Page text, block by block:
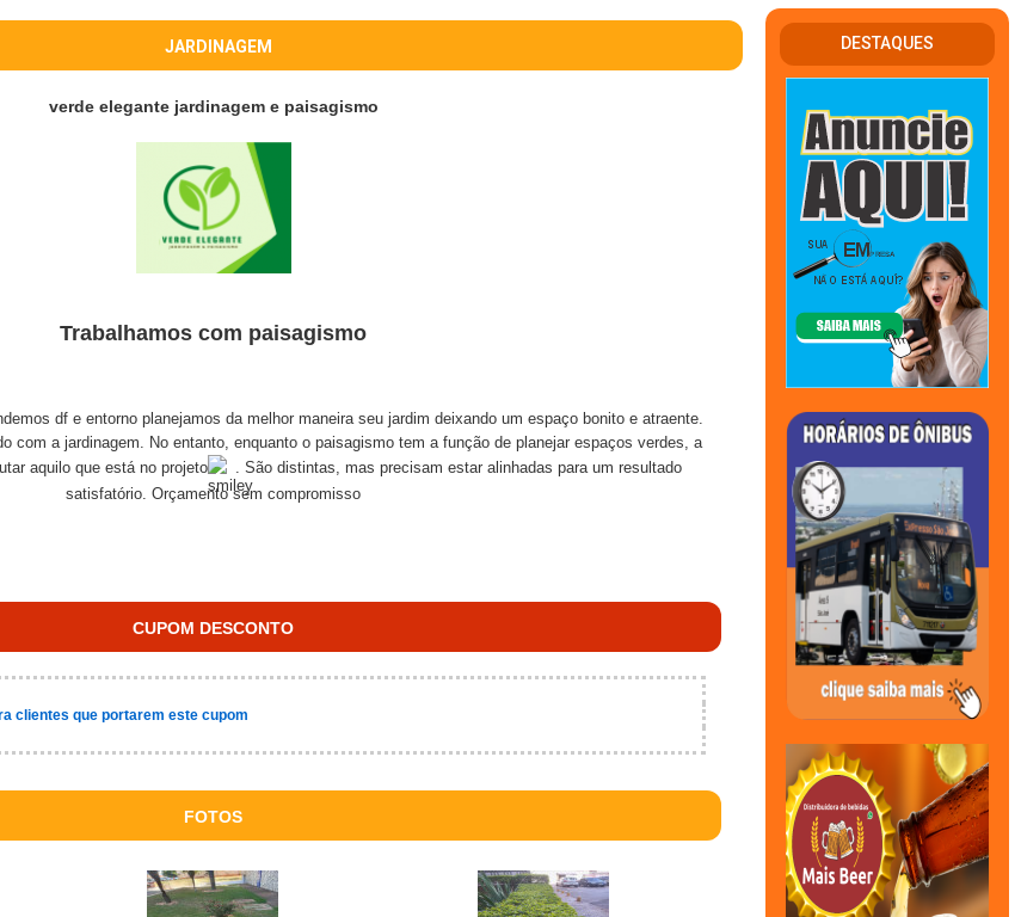
JARDINAGEM
verde elegante jardinagem e paisagismo
Trabalhamos com paisagismo
df e entorno planejamos da melhor maneira seu jardim deixando um espaço bonito e atraente.
com a jardinagem. No entanto, enquanto o paisagismo tem a função de planejar espaços verdes, a
aquilo que está no projeto
. São distintas, mas precisam estar alinhadas para um resultado
satisfatório. Orçamento sem compromisso
CUPOM DESCONTO
clientes que portarem este cupom
FOTOS
DESTAQUES